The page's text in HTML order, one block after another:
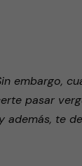
embargo,
pasar
además, te